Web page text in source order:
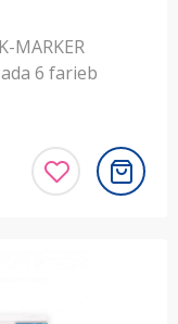
MARKER
6 farieb